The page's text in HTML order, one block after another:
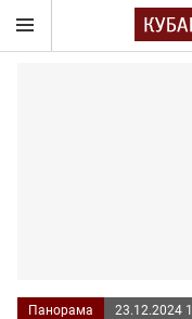
Панорама 23.12.2024